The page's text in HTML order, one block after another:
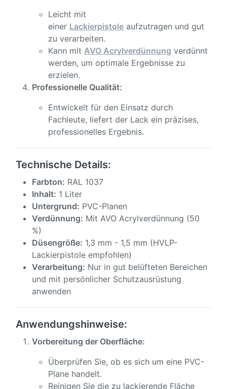
Leicht mit
einer Lackierpistole aufzutragen und gut
zu verarbeiten.
Kann mit AVO Acrylverdünnung verdünnt
werden, um optimale Ergebnisse zu
erzielen.
Professionelle Qualität:
Entwickelt für den Einsatz durch
Fachleute, liefert der Lack ein präzises,
professionelles Ergebnis.
Technische Details:
Farbton: RAL 1037
Inhalt: 1 Liter
Untergrund: PVC-Planen
Verdünnung: Mit AVO Acrylverdünnung (50
%)
Düsengröße: 1,3 mm - 1,5 mm (HVLP-
Lackierpistole empfohlen)
Verarbeitung: Nur in gut belüfteten Bereichen
und mit persönlicher Schutzausrüstung
anwenden
Anwendungshinweise:
Vorbereitung der Oberfläche:
Überprüfen Sie, ob es sich um eine PVC-
Plane handelt.
Reinigen Sie die zu lackierende Fläche